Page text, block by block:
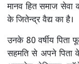
मानव हित समाज सेवा
के जितेन्द्र वैद्य का है।
उनके 80 वर्षीय पिता
सहमति से अपने पिता